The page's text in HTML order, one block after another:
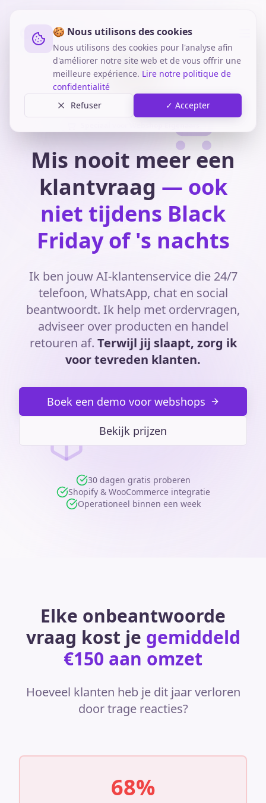
🍪 Nous utilisons des cookies
Nous utilisons des cookies pour l'analyse afin
d'améliorer notre site web et de vous offrir une
meilleure expérience. Lire notre politique de
confidentialité
Refuser
✓ Accepter
Mis nooit meer een
klantvraag — ook
niet tijdens Black
Friday of 's nachts
Ik ben jouw AI-klantenservice die 24/7
telefoon, WhatsApp, chat en social
beantwoordt. Ik help met ordervragen,
adviseer over producten en handel
retouren af. Terwijl jij slaapt, zorg ik
voor tevreden klanten.
Boek een demo voor webshops
Bekijk prijzen
30 dagen gratis proberen
Shopify & WooCommerce integratie
Operationeel binnen een week
Elke onbeantwoorde
vraag kost je gemiddeld
€150 aan omzet
Hoeveel klanten heb je dit jaar verloren
door trage reacties?
68%